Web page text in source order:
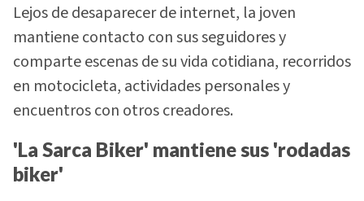
Lejos de desaparecer de internet, la joven
mantiene contacto con sus seguidores y
comparte escenas de su vida cotidiana, recorridos
en motocicleta, actividades personales y
encuentros con otros creadores.
'La Sarca Biker' mantiene sus 'rodadas
biker'